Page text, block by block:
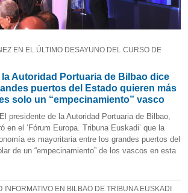
EN EL ÚLTIMO DESAYUNO DEL CURSO DE
la Autoridad Portuaria de Bilbao dice
puertos del Estado quieren más
solo un “empecinamiento” vasco
presidente de la Autoridad Portuaria de Bilbao,
en el ‘Fórum Europa. Tribuna Euskadi’ que la
es mayoritaria entre los grandes puertos del
de un “empecinamiento” de los vascos en esta
INFORMATIVO EN BILBAO DE TRIBUNA EUSKADI